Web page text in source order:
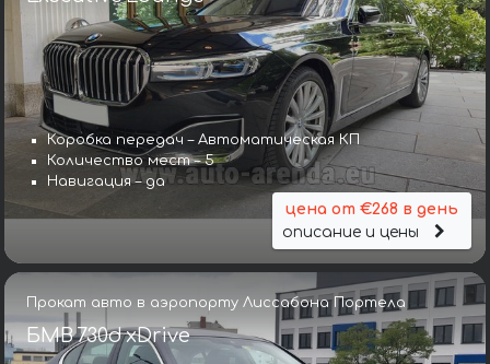
Коробка передач – Автоматическая КП
Количество мест – 5
Навигация – да
цена от €268 в день
описание и цены
Прокат авто в аэропорту Лиссабона Портела
БМВ 730d xDrive